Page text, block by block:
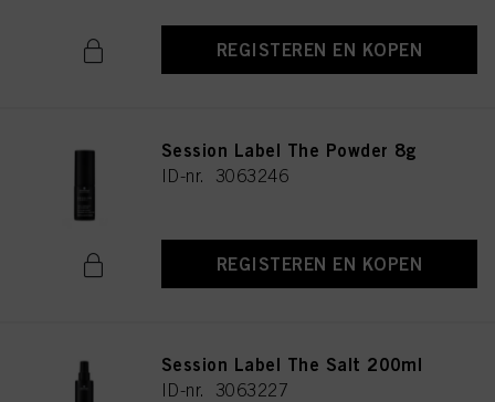
REGISTEREN EN KOPEN
Session Label The Powder 8g
ID-nr. 3063246
REGISTEREN EN KOPEN
Session Label The Salt 200ml
ID-nr. 3063227